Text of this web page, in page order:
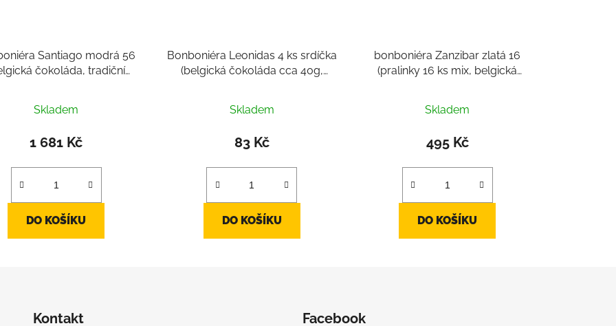
Santiago modrá 56
čokoláda, tradiční
Skladem
1 681 Kč
DO KOŠÍKU
Bonboniéra Leonidas 4 ks srdíčka
(belgická čokoláda cca 40g,
hodnocení
produktu
3,0
z
hvězdiček.
Skladem
83 Kč
DO KOŠÍKU
bonboniéra Zanzibar zlatá 16
(pralinky 16 ks mix, belgická
hodnocení
produktu
je
2,4
z
hvězdiček.
Skladem
495 Kč
DO KOŠÍKU
Kontakt Facebook